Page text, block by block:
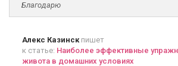
Благодарю
Алекс Казинскпишет
к статье: Наиболее эффективные
живота в домашних условиях